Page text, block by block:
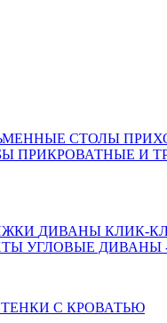
СТОЛЫ
ПРИКРОВАТНЫЕ И
ДИВАНЫ КЛИК-
УГЛОВЫЕ ДИВАНЫ
С КРОВАТЬЮ